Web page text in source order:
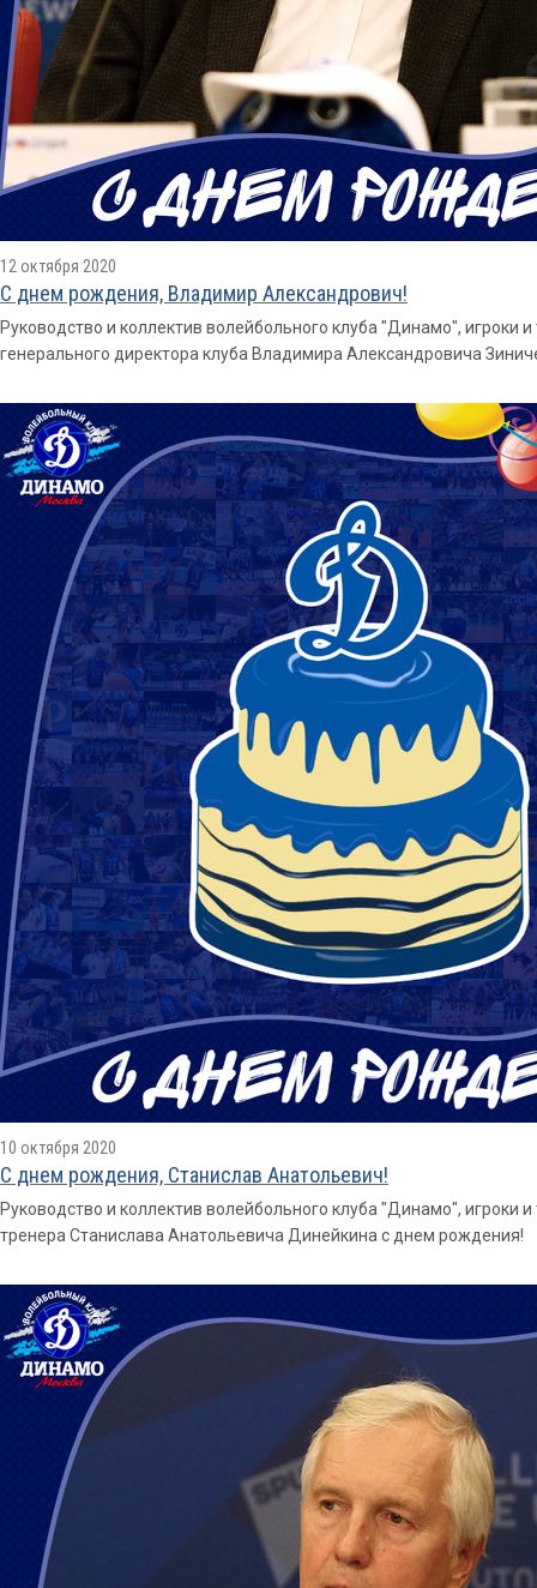
12 октября 2020
С днем рождения, Владимир Александрович!
Руководство и коллектив волейбольного клуба "Динамо",
генерального директора клуба Владимира Александровича
10 октября 2020
С днем рождения, Станислав Анатольевич!
Руководство и коллектив волейбольного клуба "Динамо",
тренера Станислава Анатольевича Динейкина с днем рождения!